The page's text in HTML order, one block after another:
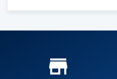
Proč nakupovat u nás?
store_mall_directory